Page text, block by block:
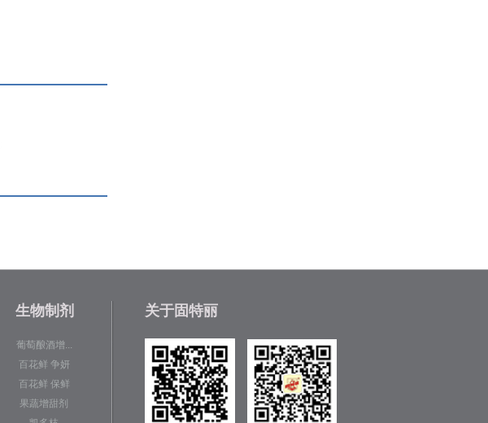
生物制剂
葡萄酿酒增...
百花鲜 争妍
百花鲜 保鲜
果蔬增甜剂
关于固特丽